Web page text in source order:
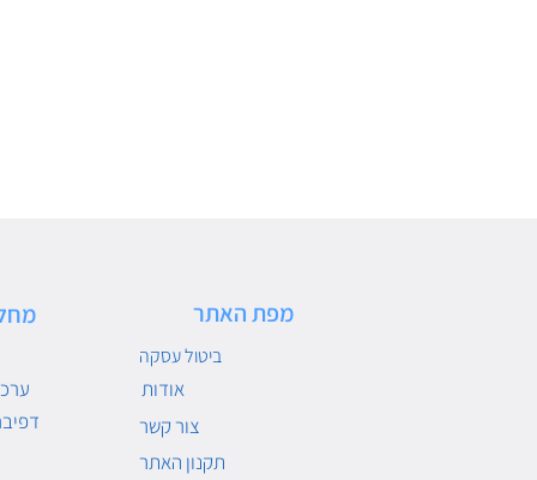
מפת האתר
ביטול עסקה
אודות
צור קשר
תקנון האתר